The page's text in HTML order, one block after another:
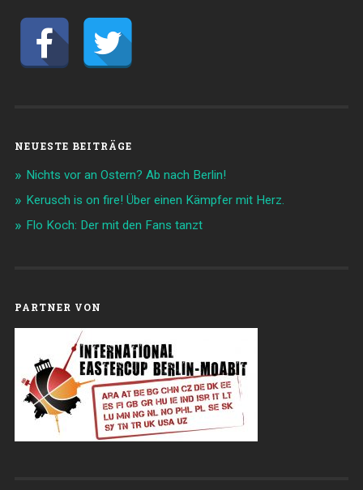
NEUESTE BEITRÄGE
Nichts vor an Ostern? Ab nach Berlin!
Kerusch is on fire! Über einen Kämpfer mit Herz.
Flo Koch: Der mit den Fans tanzt
PARTNER VON